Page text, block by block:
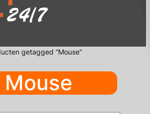
getagged “Mouse”
Mouse